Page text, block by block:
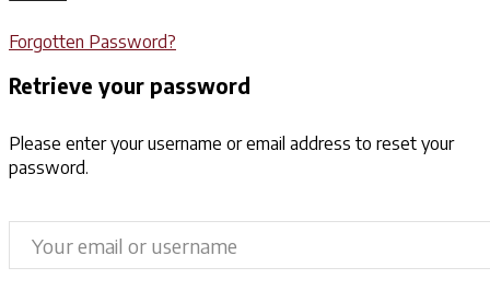
Forgotten Password?
Retrieve your password
Please enter your username or email address to reset your
password.